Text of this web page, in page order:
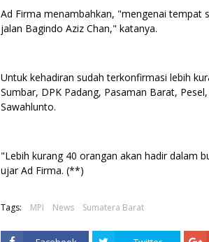
Ad Firma menambahkan, "mengenai tempat
jalan Bagindo Aziz Chan," katanya.
Untuk kehadiran sudah terkonfirmasi lebih
Sumbar, DPK Padang, Pasaman Barat,
Sawahlunto.
"Lebih kurang 40 orangan akan hadir dalam
ujar Ad Firma. (**)
Tags: MPI News Sumatera Barat